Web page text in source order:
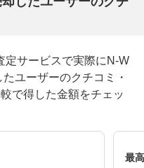
定サービスで実際にN-W
ユーザーのクチコミ・
で得した金額をチェッ
最